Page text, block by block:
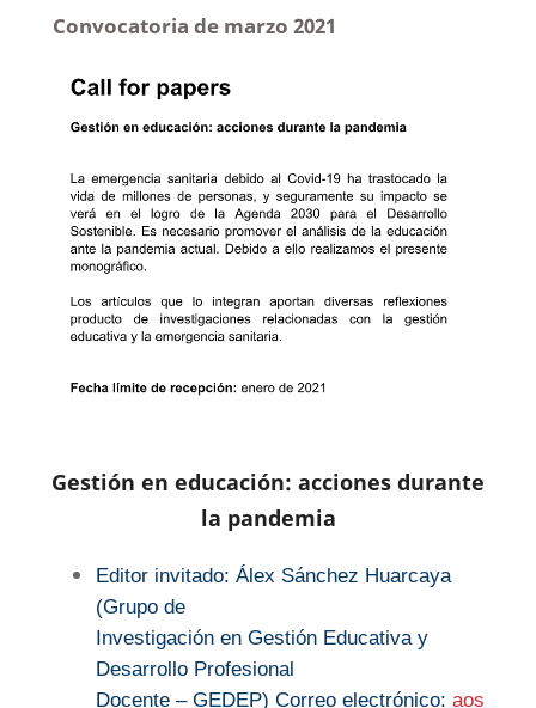
Convocatoria de marzo 2021
Gestión en educación: acciones durante
la pandemia
Editor invitado: Álex Sánchez Huarcaya
(Grupo de
Investigación en Gestión Educativa y
Desarrollo Profesional
Docente – GEDEP) Correo electrónico: aos